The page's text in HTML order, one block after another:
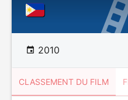
2010
CLASSEMENT DU FILM